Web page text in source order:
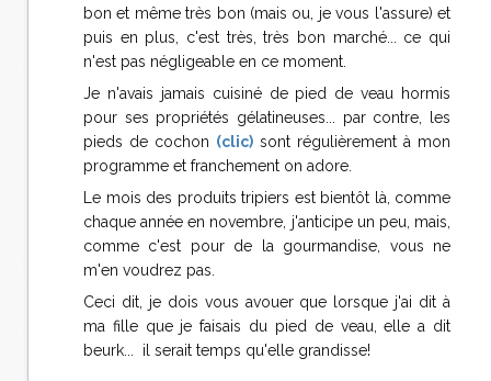
bon et même très bon (mais ou, je vous l'assure) et
puis en plus, c'est très, très bon marché... ce qui
n'est pas négligeable en ce moment.
Je n'avais jamais cuisiné de pied de veau hormis
pour ses propriétés gélatineuses... par contre, les
pieds de cochon (clic) sont régulièrement à mon
programme et franchement on adore.
Le mois des produits tripiers est bientôt là, comme
chaque année en novembre, j'anticipe un peu, mais,
comme c'est pour de la gourmandise, vous ne
m'en voudrez pas.
Ceci dit, je dois vous avouer que lorsque j'ai dit à
ma fille que je faisais du pied de veau, elle a dit
beurk... il serait temps qu'elle grandisse!